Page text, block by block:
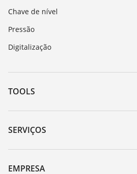
Chave de nível
Pressão
Digitalização
TOOLS
Downloads
Busca por número de série
DTM Collection/PACTware
SERVIÇOS
Retorno do dispositivo
Suporte
EMPRESA